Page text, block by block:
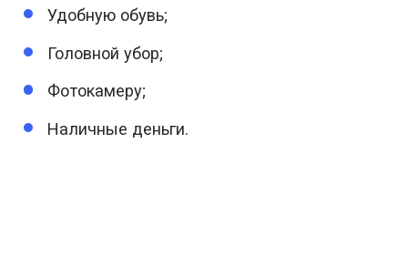
Удобную обувь;
Головной убор;
Фотокамеру;
Наличные деньги.